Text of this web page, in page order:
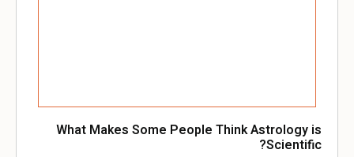
What Makes Some People Think Astrology is
Scientific?